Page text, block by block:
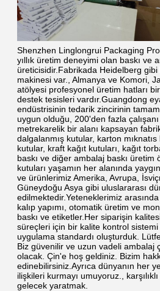
Shenzhen Linglongrui Packaging
yıllık üretim deneyimi olan baskı ve
üreticisidir.Fabrikada Heidelberg gibi
makinesi var., Almanya ve Komori,
atölyesi profesyonel üretim hatları
destek tesisleri vardır.Guangdong
endüstrisinin tedarik zincirinin
uygun olduğu, 200'den fazla
metrekarelik bir alanı kapsayan
dalgalanmış kutular, karton
kutular, kraft kağıt kutuları, kağıt
baskı ve diğer ambalaj baskı üretim
kutuları yaşamın her alanında
ve ürünlerimiz Amerika, Avrupa,
Güneydoğu Asya gibi uluslararası
edilmektedir.Yeteneklerimiz arasında
kalıp yapımı, otomatik üretim ve
baskı ve etiketler.Her siparişin
süreçleri için bir kalite kontrol sistemi
uygulama standardı oluşturduk.
Biz güvenilir ve uzun vadeli ambalaj
olacak. Çin'e hoş geldiniz. Bizim
edinebilirsiniz.Ayrıca dünyanın her
ilişkileri kurmayı umuyoruz.,
gelecek yaratmak.